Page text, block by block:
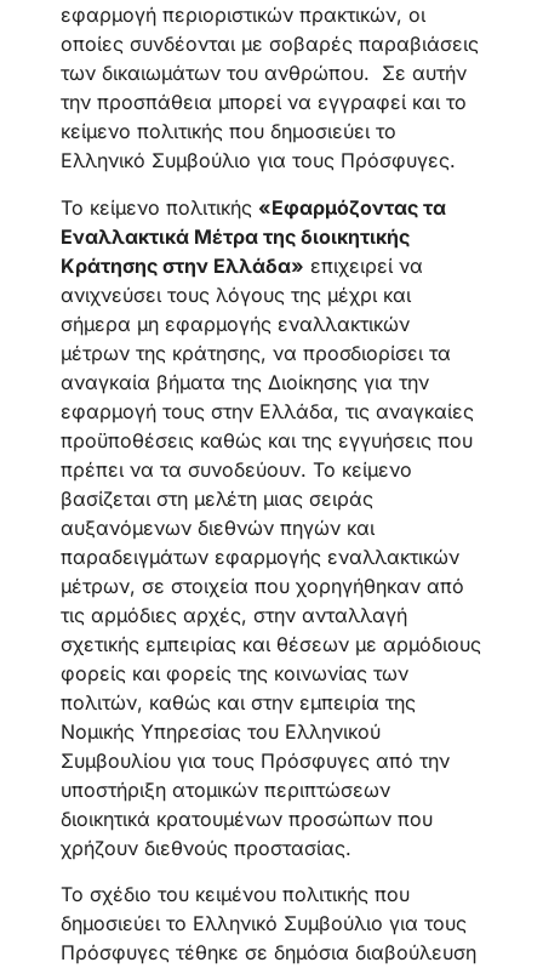
εφαρμογή περιοριστικών πρακτικών, οι
οποίες συνδέονται με σοβαρές παραβιάσεις
των δικαιωμάτων του ανθρώπου. Σε αυτήν
την προσπάθεια μπορεί να εγγραφεί και το
κείμενο πολιτικής που δημοσιεύει το
Ελληνικό Συμβούλιο για τους Πρόσφυγες.
Το κείμενο πολιτικής «Εφαρμόζοντας τα
Εναλλακτικά Μέτρα της διοικητικής
Κράτησης στην Ελλάδα» επιχειρεί να
ανιχνεύσει τους λόγους της μέχρι και
σήμερα μη εφαρμογής εναλλακτικών
μέτρων της κράτησης, να προσδιορίσει τα
αναγκαία βήματα της Διοίκησης για την
εφαρμογή τους στην Ελλάδα, τις αναγκαίες
προϋποθέσεις καθώς και της εγγυήσεις που
πρέπει να τα συνοδεύουν. Το κείμενο
βασίζεται στη μελέτη μιας σειράς
αυξανόμενων διεθνών πηγών και
παραδειγμάτων εφαρμογής εναλλακτικών
μέτρων, σε στοιχεία που χορηγήθηκαν από
τις αρμόδιες αρχές, στην ανταλλαγή
σχετικής εμπειρίας και θέσεων με αρμόδιους
φορείς και φορείς της κοινωνίας των
πολιτών, καθώς και στην εμπειρία της
Νομικής Υπηρεσίας του Ελληνικού
Συμβουλίου για τους Πρόσφυγες από την
υποστήριξη ατομικών περιπτώσεων
διοικητικά κρατουμένων προσώπων που
χρήζουν διεθνούς προστασίας.
Το σχέδιο του κειμένου πολιτικής που
δημοσιεύει το Ελληνικό Συμβούλιο για τους
Πρόσφυγες τέθηκε σε δημόσια διαβούλευση